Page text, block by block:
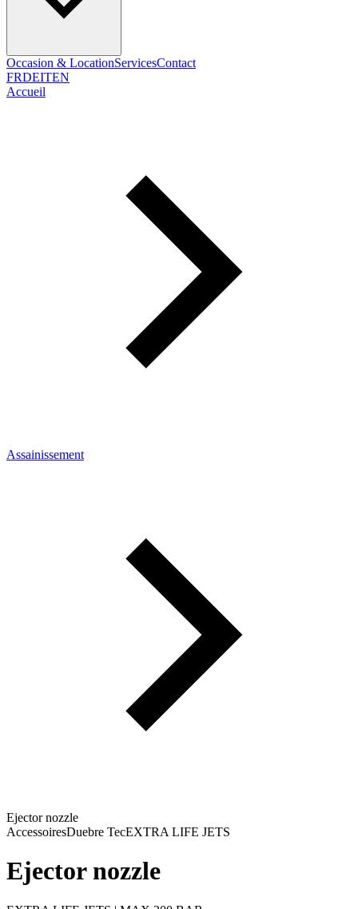
Occasion & LocationServicesContact
FRDEITEN
Accueil
Assainissement
Ejector nozzle
AccessoiresDuebre TecEXTRA LIFE JETS
Ejector nozzle